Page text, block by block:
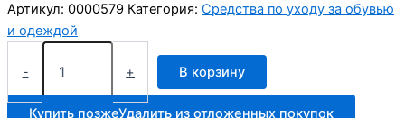
Артикул: 0000579 Категория: Средства по уходу за обувью
и одеждой
-
Количество
SMS
+ В корзину
Купить позжеУдалить из отложенных покупок